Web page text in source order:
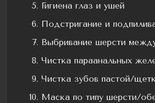
Гигиена глаз и ушей
Подстригание и
Выбривание шерсти
Чистка параанальных
Чистка зубов пастой/
Маска по типу шерсти/